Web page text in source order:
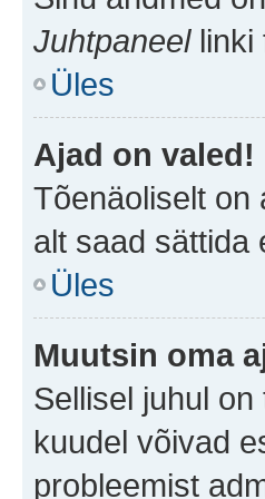
Juhtpaneellinki
Üles
Ajad on valed!
Tõenäoliselt on
alt saad sättida
Üles
Muutsin oma
Sellisel juhul
kuudel võivad
probleemist